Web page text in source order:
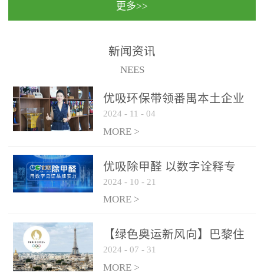
民法院室内除甲醛空气治
保施工日期：2020年1月珠
国家通过设在对外开放口
（及各出入境边防检查
更多>>
新闻资讯
NEES
优吸环保带领番禺本​土企业
勇敢破局向“新”
2024 - 11 - 04
MORE >
优吸除甲醛 以数字诠释专
业，尽显除醛品牌实力！
2024 - 10 - 21
MORE >
【绿色奥运新风向】巴黎住
宿风波：优吸环保共建健康
绿色家居
2024 - 07 - 31
MORE >